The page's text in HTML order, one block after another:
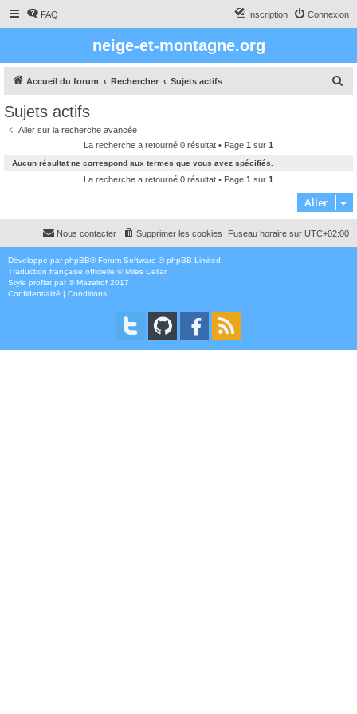
FAQ Connexion
Inscription
neige-et-montagne.org
Accueil du forum Rechercher Sujets actifs
c
h
e
Sujets actifs
Aller sur la recherche avancée
La recherche a retourné 0 résultat • Page 1 sur 1
Aucun résultat ne correspond aux termes que vous avez spécifiés.
La recherche a retourné 0 résultat • Page 1 sur 1
Aller
Fuseau horaire sur UTC+02:00
Supprimer les cookies
Nous contacter
Développé par phpBB® Forum Software © phpBB Limited
Traduction française officielle ©Miles Cellar
Style proflat par ©Mazeltof 2017
Confidentialité | Conditions